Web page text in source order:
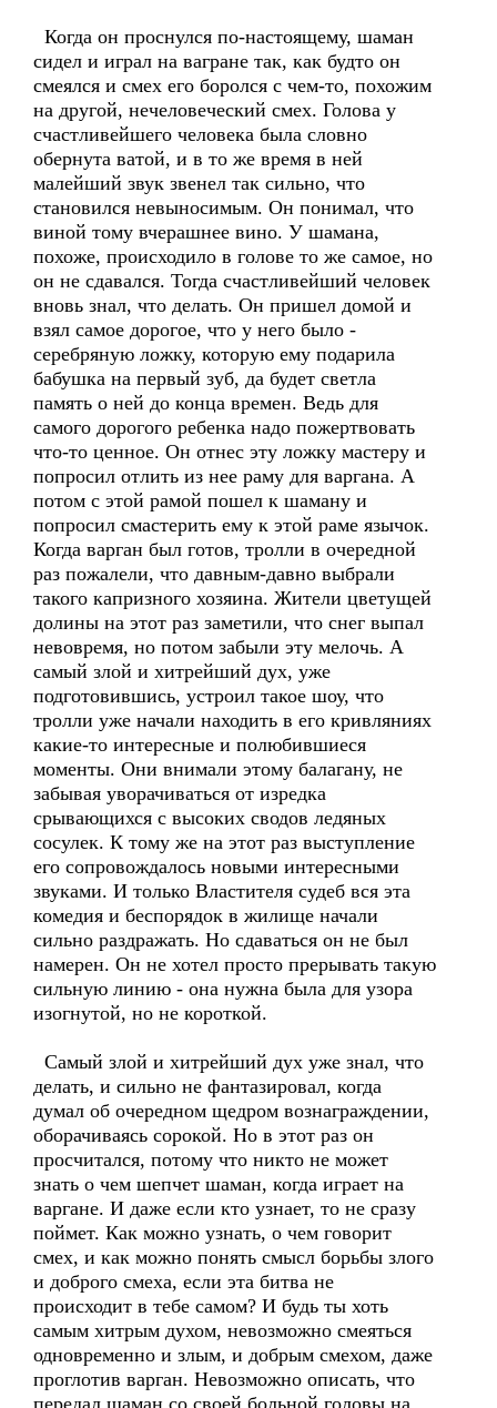
Когда он проснулся по-настоящему, шаман
сидел и играл на вагране так, как будто он
смеялся и смех его боролся с чем-то, похожим
на другой, нечеловеческий смех. Голова у
счастливейшего человека была словно
обернута ватой, и в то же время в ней
малейший звук звенел так сильно, что
становился невыносимым. Он понимал, что
виной тому вчерашнее вино. У шамана,
похоже, происходило в голове то же самое, но
он не сдавался. Тогда счастливейший человек
вновь знал, что делать. Он пришел домой и
взял самое дорогое, что у него было -
серебряную ложку, которую ему подарила
бабушка на первый зуб, да будет светла
память о ней до конца времен. Ведь для
самого дорогого ребенка надо пожертвовать
что-то ценное. Он отнес эту ложку мастеру и
попросил отлить из нее раму для варгана. А
потом с этой рамой пошел к шаману и
попросил смастерить ему к этой раме язычок.
Когда варган был готов, тролли в очередной
раз пожалели, что давным-давно выбрали
такого капризного хозяина. Жители цветущей
долины на этот раз заметили, что снег выпал
невовремя, но потом забыли эту мелочь. А
самый злой и хитрейший дух, уже
подготовившись, устроил такое шоу, что
тролли уже начали находить в его кривляниях
какие-то интересные и полюбившиеся
моменты. Они внимали этому балагану, не
забывая уворачиваться от изредка
срывающихся с высоких сводов ледяных
сосулек. К тому же на этот раз выступление
его сопровождалось новыми интересными
звуками. И только Властителя судеб вся эта
комедия и беспорядок в жилище начали
сильно раздражать. Но сдаваться он не был
намерен. Он не хотел просто прерывать такую
сильную линию - она нужна была для узора
изогнутой, но не короткой.
Самый злой и хитрейший дух уже знал, что
делать, и сильно не фантазировал, когда
думал об очередном щедром вознаграждении,
оборачиваясь сорокой. Но в этот раз он
просчитался, потому что никто не может
знать о чем шепчет шаман, когда играет на
варгане. И даже если кто узнает, то не сразу
поймет. Как можно узнать, о чем говорит
смех, и как можно понять смысл борьбы злого
и доброго смеха, если эта битва не
происходит в тебе самом? И будь ты хоть
самым хитрым духом, невозможно смеяться
одновременно и злым, и добрым смехом, даже
проглотив варган. Невозможно описать, что
передал шаман со своей больной головы на